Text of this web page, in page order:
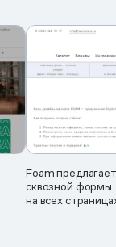
Foam
сквозной формы.
на всех